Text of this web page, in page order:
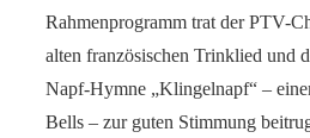
Rahmenprogramm trat der PTV-
alten französischen Trinklied und
Napf-Hymne „Klingelnapf“ –
Bells – zur guten Stimmung